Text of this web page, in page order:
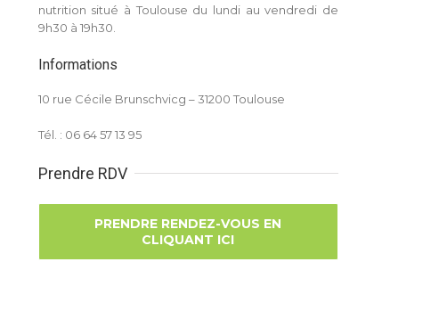
nutrition situé à Toulouse du lundi au vendredi de
9h30 à 19h30.
Informations
10 rue Cécile Brunschvicg – 31200 Toulouse
Tél. : 06 64 57 13 95
Prendre RDV
PRENDRE RENDEZ-VOUS EN
CLIQUANT ICI